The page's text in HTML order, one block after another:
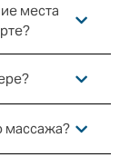
места
массажа?